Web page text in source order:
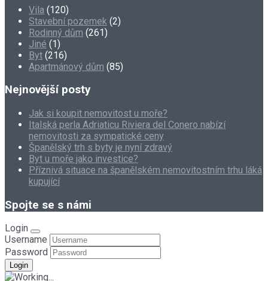
Vila (120)
Stavební pozemek (2)
Rodinný dům (261)
Jiné (1)
Byt (216)
Apartmánový dům (85)
Nejnovější posty
Jak si koupit nemovitost u moře?
Italská perla Adriaticu Riviera del Conero nabízí
nemovitosti za sympatické ceny
Španělský trh s byty je nyní zdravý
Byt u moře jako investice?
Příznivá situace na španělském nemovitostním trhu láká
kupující
Spojte se s námi
Login
Username
Password